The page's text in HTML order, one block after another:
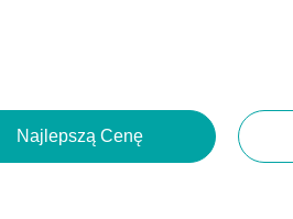
Najlepszą Cenę